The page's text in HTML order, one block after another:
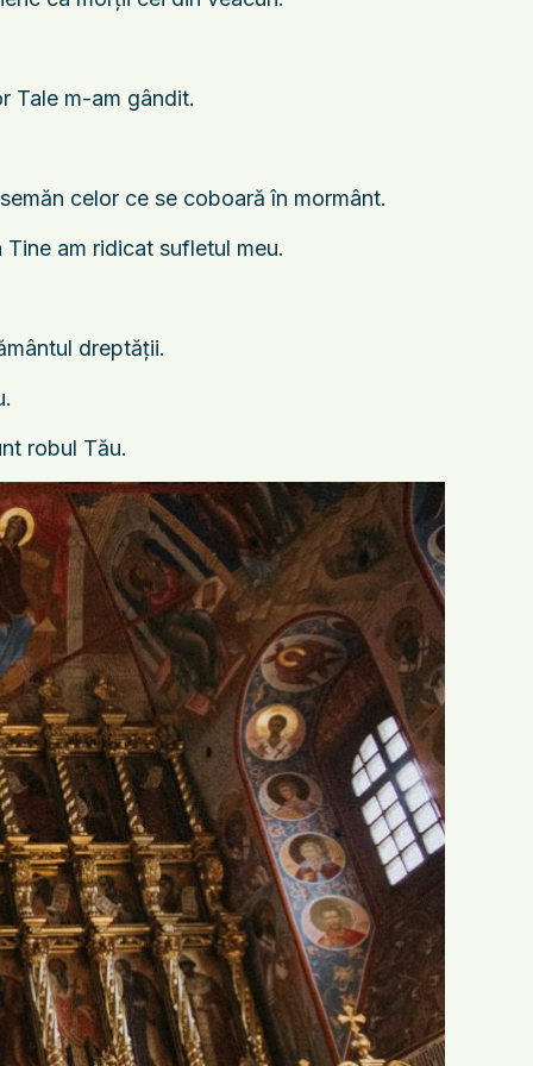
Tale m-am gândit.
celor ce se coboară în mormânt.
am ridicat sufletul meu.
dreptăţii.
robul Tău.